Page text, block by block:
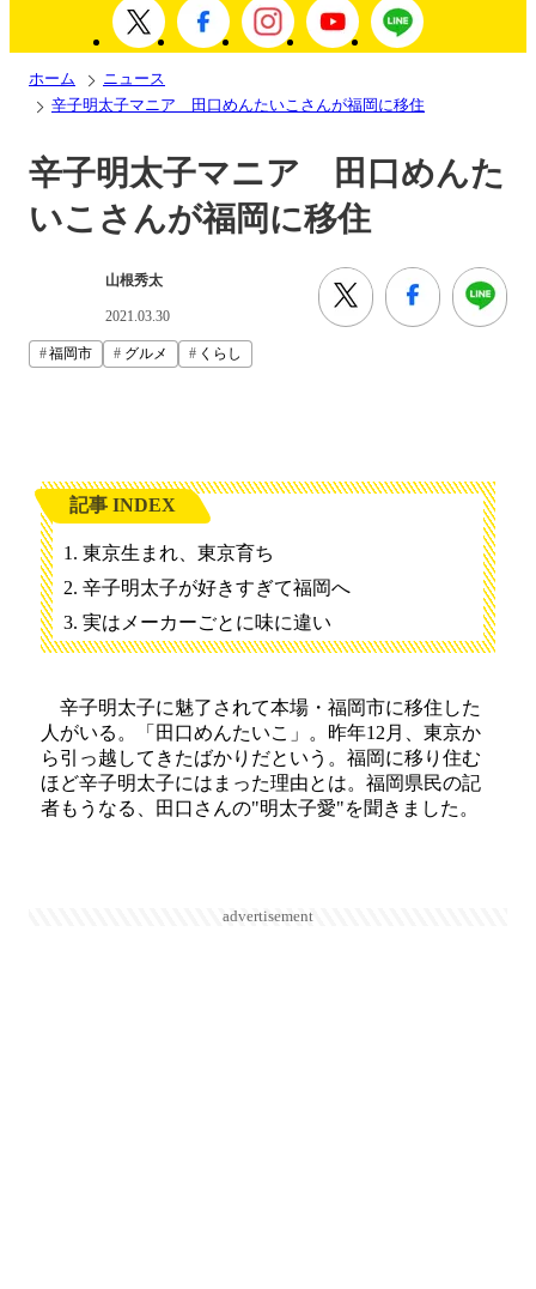
ホーム
ニュース
辛子明太子マニア 田口めんたいこさんが福岡に移住
辛子明太子マニア 田口めんた
いこさんが福岡に移住
山根秀太
2021.03.30
福岡市 グルメ くらし
記事 INDEX
東京生まれ、東京育ち
辛子明太子が好きすぎて福岡へ
実はメーカーごとに味に違い
辛子明太子に魅了されて本場・福岡市に移住した
人がいる。「田口めんたいこ」。昨年12月、東京か
ら引っ越してきたばかりだという。福岡に移り住む
ほど辛子明太子にはまった理由とは。福岡県民の記
者もうなる、田口さんの"明太子愛"を聞きました。
advertisement